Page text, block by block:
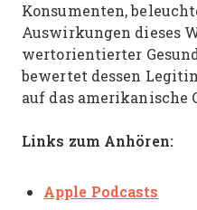
Konsumenten,
Auswirkungen dieses
wertorientierter
bewertet dessen
auf das amerikanische
Links zum Anhören:
Apple Podcasts